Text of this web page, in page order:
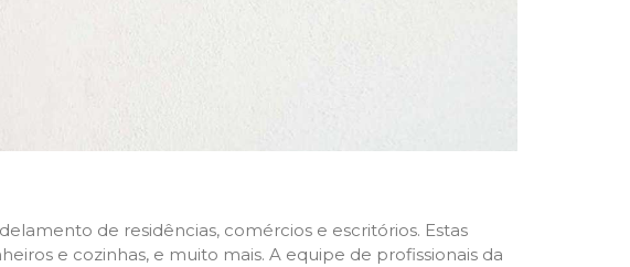
de residências, comércios e escritórios. Estas
e cozinhas, e muito mais. A equipe de profissionais da